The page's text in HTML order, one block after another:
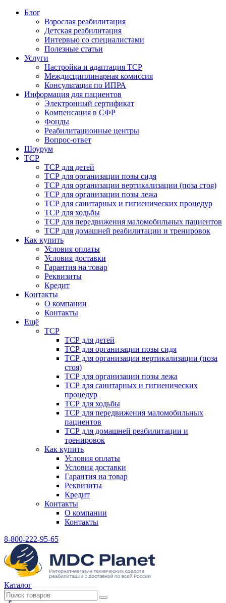
Блог
Взрослая реабилитация
Детская реабилитация
Интервью со специалистами
Полезные статьи
Услуги
Настройка и адаптация ТСР
Междисциплинарная комиссия
Консультация по ИПРА
Информация для пациентов
Электронный сертификат
Компенсация в СФР
Фонды
Реабилитационные центры
Вопрос-ответ
Шоурум
ТСР
ТСР для детей
ТСР для организации позы сидя
ТСР для организации вертикализации (поза стоя)
ТСР для организации позы лежа
ТСР для санитарных и гигиенических процедур
ТСР для ходьбы
ТСР для передвижения маломобильных пациентов
ТСР для домашней реабилитации и тренировок
Как купить
Условия оплаты
Условия доставки
Гарантия на товар
Реквизиты
Кредит
Контакты
О компании
Контакты
Ещё
ТСР
ТСР для детей
ТСР для организации позы сидя
ТСР для организации вертикализации (поза
стоя)
ТСР для организации позы лежа
ТСР для санитарных и гигиенических
процедур
ТСР для ходьбы
ТСР для передвижения маломобильных
пациентов
ТСР для домашней реабилитации и
тренировок
Как купить
Условия оплаты
Условия доставки
Гарантия на товар
Реквизиты
Кредит
Контакты
О компании
Контакты
8-800-222-95-65
Каталог